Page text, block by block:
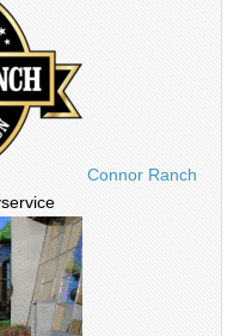
Connor Ranch